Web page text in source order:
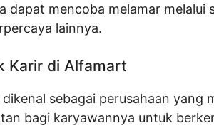
dapat mencoba melamar melalui
lainnya.
Karir di Alfamart
sebagai perusahaan yang
bagi karyawannya untuk